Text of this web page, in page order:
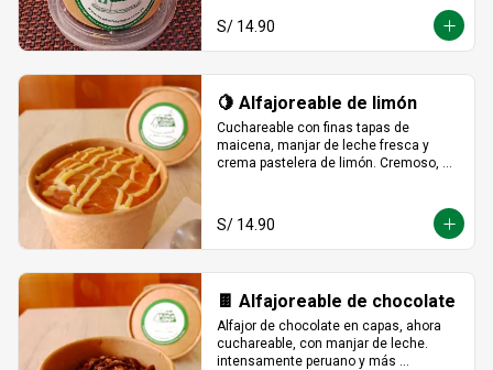
fudge. Suave, dulce y una delicia que
se disfruta a cucharadas.
S/ 14.90
🍋 Alfajoreable de limón
Cuchareable con finas tapas de
maicena, manjar de leche fresca y
crema pastelera de limón. Cremoso,
S/ 14.90
🍫 Alfajoreable de chocolate
Alfajor de chocolate en capas, ahora
cuchareable, con manjar de leche.
intensamente peruano y más